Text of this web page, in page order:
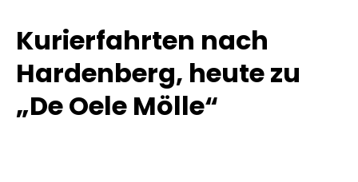
Kurierfahrten nach
Hardenberg, heute zu
„De Oele Mölle“